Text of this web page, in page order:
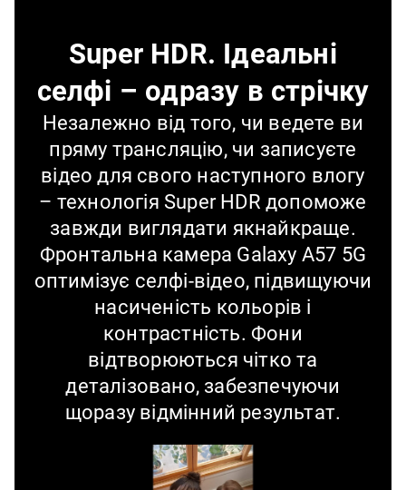
Super HDR. Ідеальні
селфі – одразу в стрічку
Незалежно від того, чи ведете ви
пряму трансляцію, чи записуєте
відео для свого наступного влогу
– технологія Super HDR допоможе
завжди виглядати якнайкраще.
Фронтальна камера Galaxy A57 5G
оптимізує селфі-відео, підвищуючи
насиченість кольорів і
контрастність. Фони
відтворюються чітко та
деталізовано, забезпечуючи
щоразу відмінний результат.